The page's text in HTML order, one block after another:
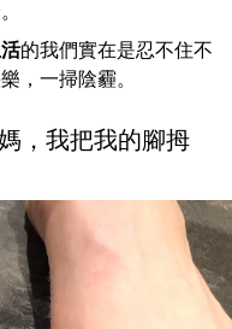
的我們實在是忍不住不
，一掃陰霾。
，我把我的腳拇